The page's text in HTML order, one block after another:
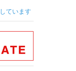
ています